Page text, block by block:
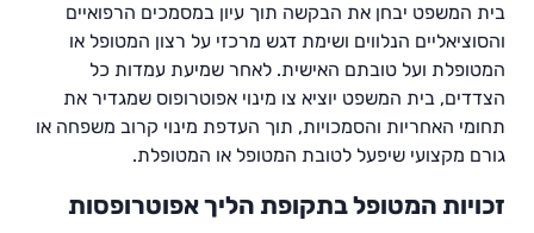
בית המשפט יבחן את הבקשה תוך עיון במסמכים הרפואיים
והסוציאליים הנלווים ושימת דגש מרכזי על רצון המטופל או
המטופלת ועל טובתם האישית. לאחר שמיעת עמדות כל
הצדדים, בית המשפט יוציא צו מינוי אפוטרופוס שמגדיר את
תחומי האחריות והסמכויות, תוך העדפת מינוי קרוב משפחה או
גורם מקצועי שיפעל לטובת המטופל או המטופלת.
זכויות המטופל בתקופת הליך אפוטרופסות